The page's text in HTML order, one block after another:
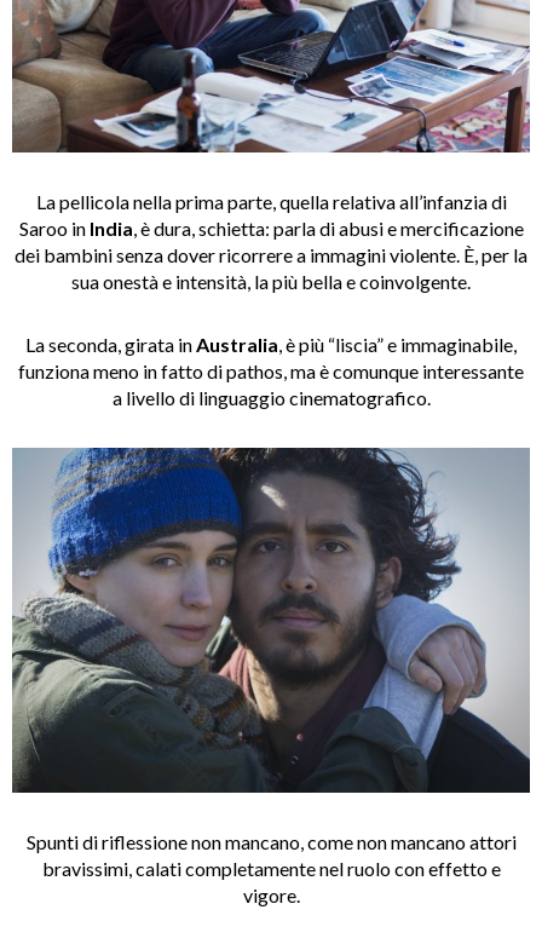
La pellicola nella prima parte, quella relativa all’infanzia di
Saroo in India, è dura, schietta: parla di abusi e mercificazione
dei bambini senza dover ricorrere a immagini violente. È, per la
sua onestà e intensità, la più bella e coinvolgente.
La seconda, girata inAustralia, è più “liscia” e immaginabile,
funziona meno in fatto di pathos, ma è comunque interessante
a livello di linguaggio cinematografico.
Spunti di riflessione non mancano, come non mancano attori
bravissimi, calati completamente nel ruolo con effetto e
vigore.